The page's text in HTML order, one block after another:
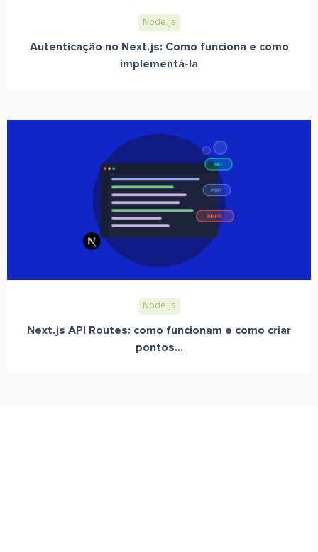
Node.js
Autenticação no Next.js: Como funciona e como
implementá-la
Node.js
Next.js API Routes: como funcionam e como criar
pontos...